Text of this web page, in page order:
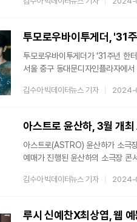
특히 팬들을 위한 다채로운 선물이
팝업스토어로 1년간 그들의 컴백
투모로우바이투게더가 ‘31주년 한터뮤직어워즈
서울 중구 동대문디자인플라자에
눈부신 활약을 펼친 아티스트에게
아티스트 본상’, ‘글로벌 아티스트
김수아 빅데이터뉴스 기자 2024-
아스트로 윤산하, 3월 개
아스트로(ASTRO) 윤산하가 소극장 콘서트 티켓을 완판
예매가 진행된 윤산하의 소극장
#1 - 바램’은 윤산하의 자체 음악
웰메이드 라이브 무대들로 가득 채
김수아 빅데이터뉴스 기자 2024-
루시 신예찬X최상엽, 웹